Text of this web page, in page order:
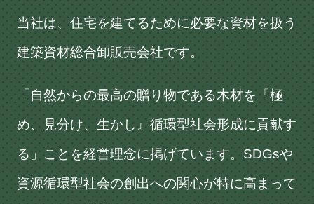
当社は、住宅を建てるために必要な資材を扱う
建築資材総合卸販売会社です。
「自然からの最高の贈り物である木材を『極
め、見分け、生かし』循環型社会形成に貢献す
る」ことを経営理念に掲げています。SDGsや
資源循環型社会の創出への関心が特に高まって